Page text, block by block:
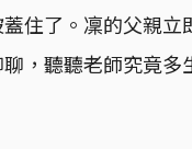
住了。凜的父親
，聽聽老師究竟多